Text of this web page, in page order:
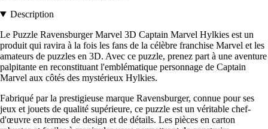
Description
Le Puzzle Ravensburger Marvel 3D Captain Marvel Hylkies est un
produit qui ravira à la fois les fans de la célèbre franchise Marvel et les
amateurs de puzzles en 3D. Avec ce puzzle, prenez part à une aventure
palpitante en reconstituant l'emblématique personnage de Captain
Marvel aux côtés des mystérieux Hylkies.
Fabriqué par la prestigieuse marque Ravensburger, connue pour ses
jeux et jouets de qualité supérieure, ce puzzle est un véritable chef-
d'œuvre en termes de design et de détails. Les pièces en carton